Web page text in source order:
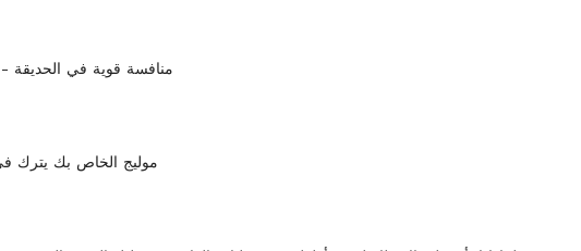
Perennial Ryegrass - منافسة قوية في الحديقة
موليج الخاص بك يترك